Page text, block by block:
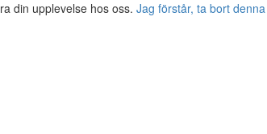
din upplevelse hos oss. Jag förstår, ta bort